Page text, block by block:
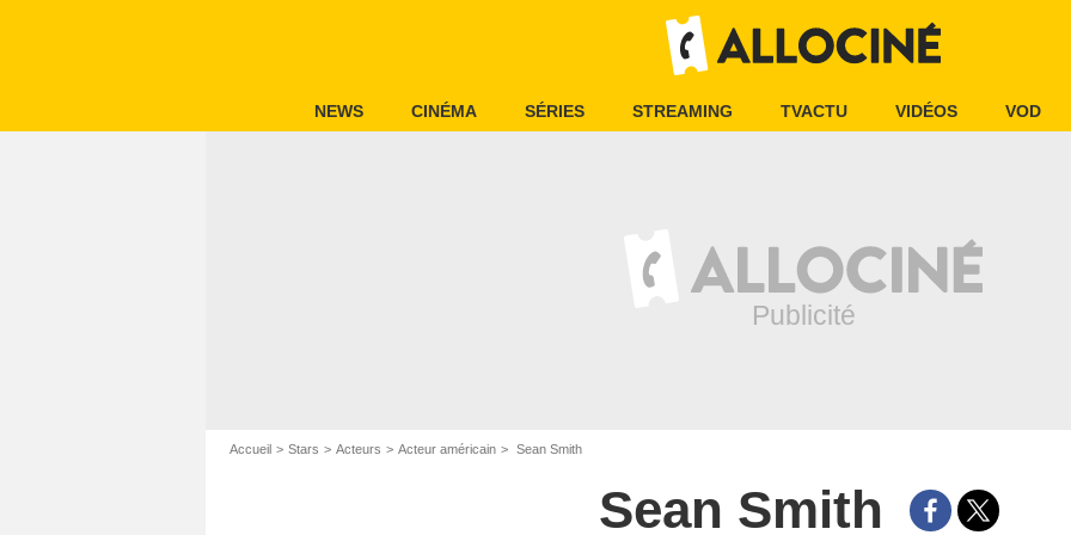
NEWS CINÉMA SÉRIES STREAMING TVACTU VIDÉOS VOD
Accueil Stars Acteurs Acteur américain Sean Smith
Sean Smith